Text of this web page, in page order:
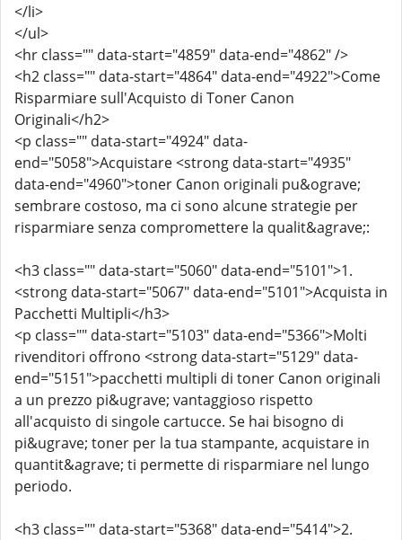
</li>
</ul>
<hr class="" data-start="4859" data-end="4862" />
<h2 class="" data-start="4864" data-end="4922">Come
Risparmiare sull'Acquisto di Toner Canon
Originali</h2>
<p class="" data-start="4924" data-
end="5058">Acquistare <strong data-start="4935"
data-end="4960">toner Canon originali pu&ograve;
sembrare costoso, ma ci sono alcune strategie per
risparmiare senza compromettere la qualit&agrave;:
<h3 class="" data-start="5060" data-end="5101">1.
<strong data-start="5067" data-end="5101">Acquista in
Pacchetti Multipli</h3>
<p class="" data-start="5103" data-end="5366">Molti
rivenditori offrono <strong data-start="5129" data-
end="5151">pacchetti multipli di toner Canon originali
a un prezzo pi&ugrave; vantaggioso rispetto
all'acquisto di singole cartucce. Se hai bisogno di
pi&ugrave; toner per la tua stampante, acquistare in
quantit&agrave; ti permette di risparmiare nel lungo
periodo.
<h3 class="" data-start="5368" data-end="5414">2.